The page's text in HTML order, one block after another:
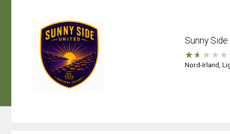
Sunny
★★ ★ ★ ★
Nord-Irland,